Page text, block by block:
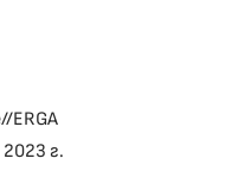
ERGA
г.